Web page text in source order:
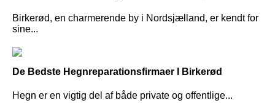
Birkerød, en charmerende by i Nordsjælland, er kendt for
sine...
De Bedste Hegnreparationsfirmaer I Birkerød
Hegn er en vigtig del af både private og offentlige...